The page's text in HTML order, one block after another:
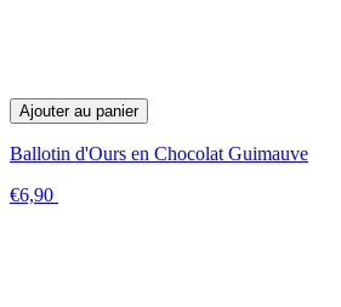
Ajouter au panier
Ballotin d'Ours en Chocolat Guimauve
€6,90